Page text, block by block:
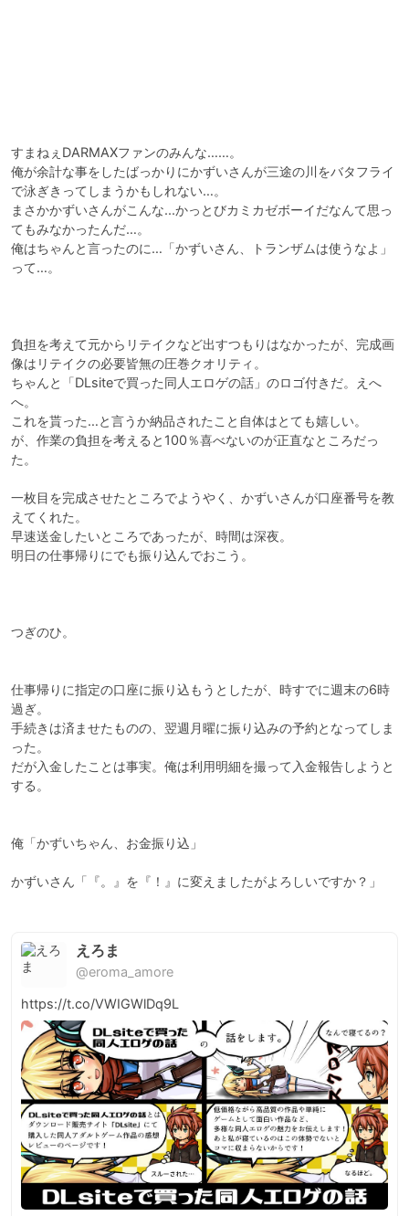
すまねぇDARMAXファンのみんな……。
俺が余計な事をしたばっかりにかずいさんが三途の川をバタフライ
で泳ぎきってしまうかもしれない…。
まさかかずいさんがこんな...かっとびカミカゼボーイだなんて思っ
てもみなかったんだ…。
俺はちゃんと言ったのに…「かずいさん、トランザムは使うなよ」
って…。
負担を考えて元からリテイクなど出すつもりはなかったが、完成画
像はリテイクの必要皆無の圧巻クオリティ。
ちゃんと「DLsiteで買った同人エロゲの話」のロゴ付きだ。えへ
へ。
これを貰った…と言うか納品されたこと自体はとても嬉しい。
が、作業の負担を考えると100％喜べないのが正直なところだっ
た。
一枚目を完成させたところでようやく、かずいさんが口座番号を教
えてくれた。
早速送金したいところであったが、時間は深夜。
明日の仕事帰りにでも振り込んでおこう。
つぎのひ。
仕事帰りに指定の口座に振り込もうとしたが、時すでに週末の6時
過ぎ。
手続きは済ませたものの、翌週月曜に振り込みの予約となってしま
った。
だが入金したことは事実。俺は利用明細を撮って入金報告しようと
する。
俺「かずいちゃん、お金振り込」
かずいさん「『。』を『！』に変えましたがよろしいですか？」
えろま
@eroma_amore
https://t.co/VWIGWlDq9L